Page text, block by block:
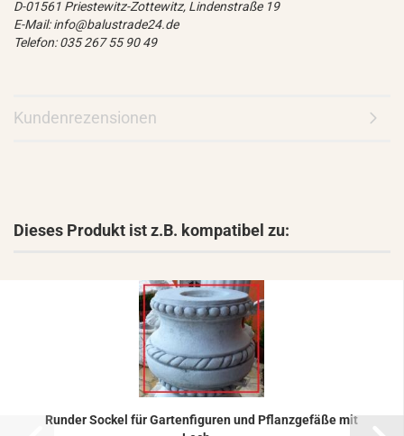
D-01561 Priestewitz-Zottewitz, Lindenstraße 19
E-Mail: info@balustrade24.de
Telefon: 035 267 55 90 49
Kundenrezensionen
Dieses Produkt ist z.B. kompatibel zu:
Run­der So­ckel für Gar­ten­fi­gu­ren und Pflanz­ge­fä­ße mit